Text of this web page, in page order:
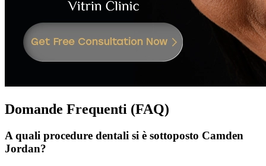
Domande Frequenti (FAQ)
A quali procedure dentali si è sottoposto Camden
Jordan?